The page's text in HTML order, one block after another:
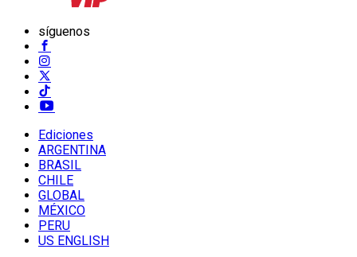
síguenos
Ediciones
ARGENTINA
BRASIL
CHILE
GLOBAL
MÉXICO
PERU
US ENGLISH